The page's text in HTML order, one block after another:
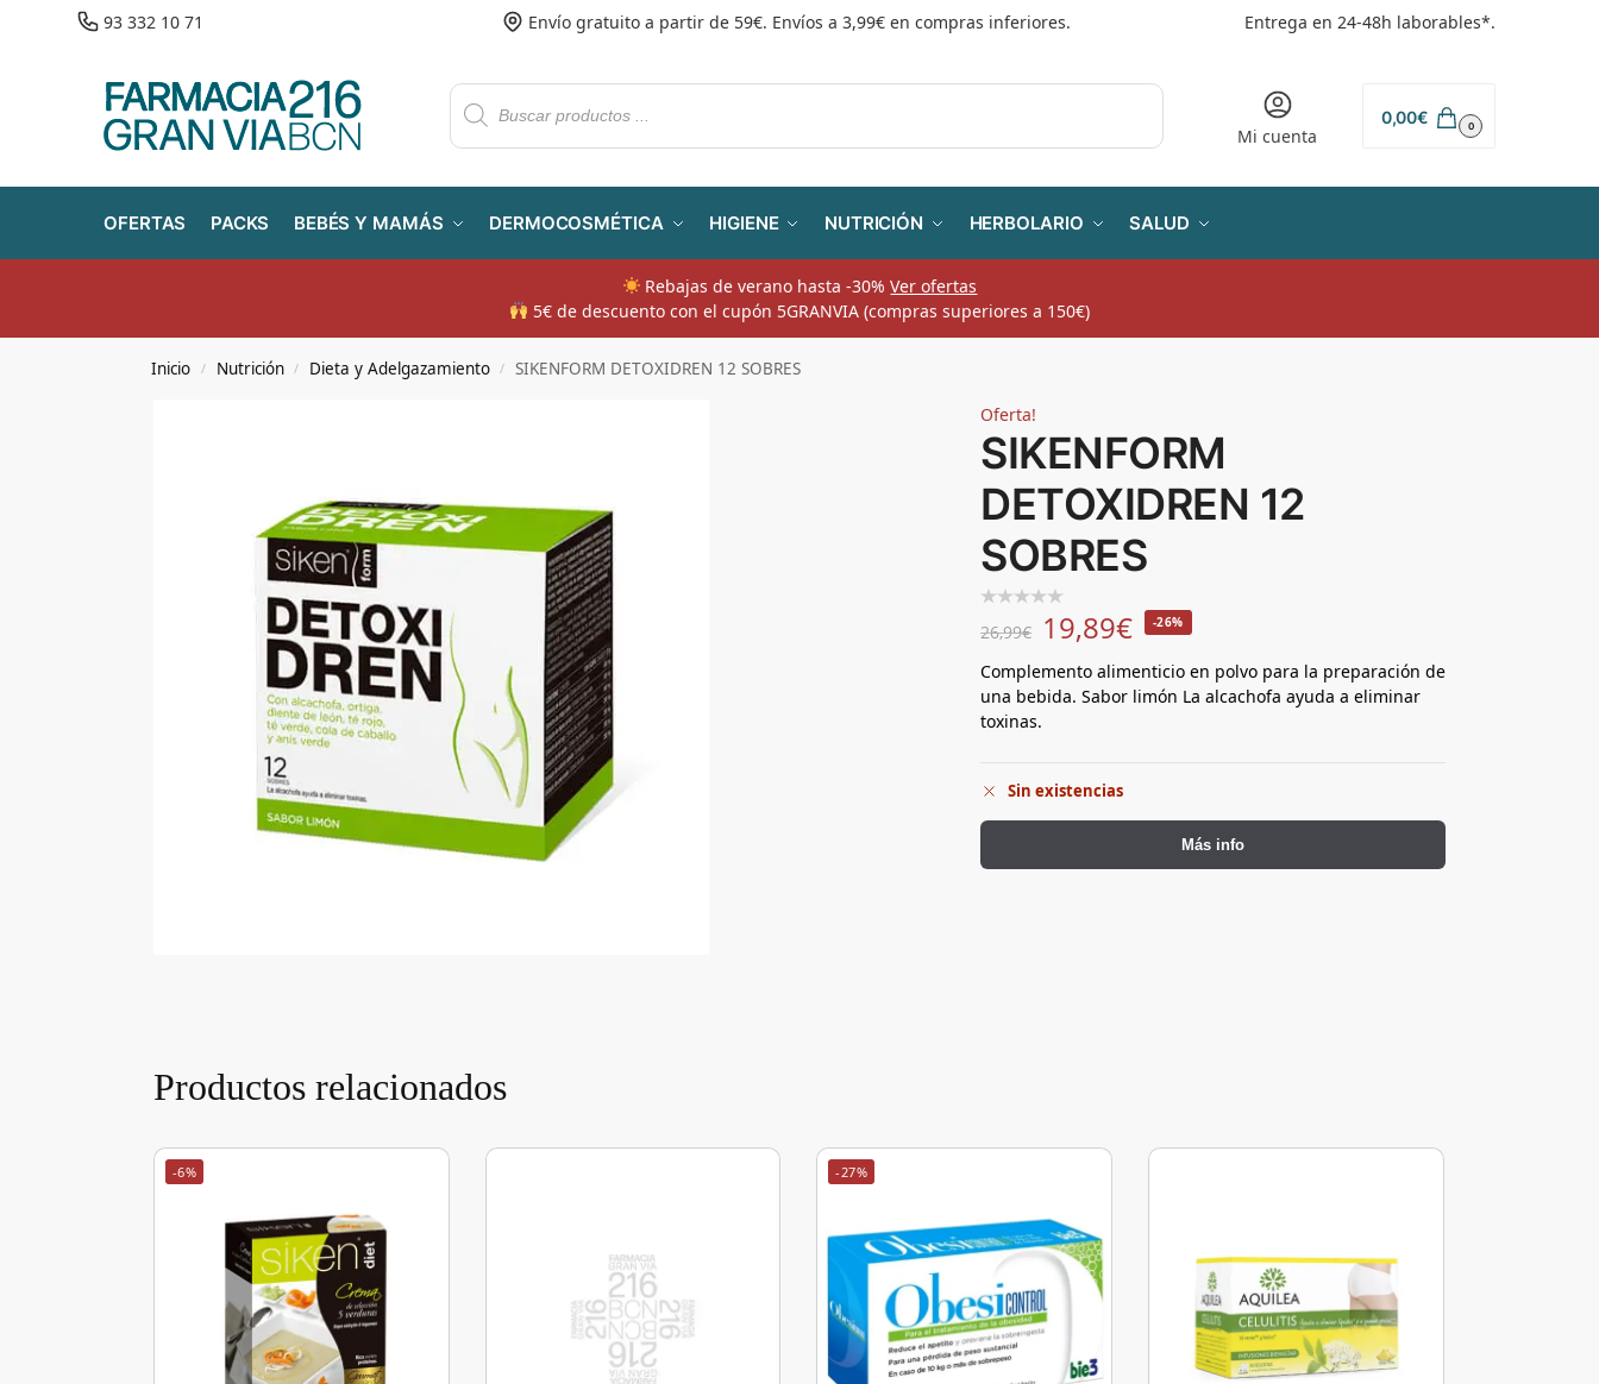
93 332 10 71 Envío gratuito a partir de 59€. Envíos a 3,99€ en compras inferiores. Entrega en 24-48h laborables*.
Mi cuenta
0,00€ 0
OFERTAS PACKS BEBÉS Y MAMÁS DERMOCOSMÉTICA HIGIENE NUTRICIÓN HERBOLARIO SALUD
Rebajas de verano hasta -30%Ver ofertas
​ 5€ de descuento con el cupón 5GRANVIA (compras superiores a 150€)
Inicio / Nutrición / Dieta y Adelgazamiento / SIKENFORM DETOXIDREN 12 SOBRES
Oferta!
SIKENFORM
DETOXIDREN 12
SOBRES
26,99€ 19,89€ -26%
Complemento alimenticio en polvo para la preparación de
una bebida. Sabor limón La alcachofa ayuda a eliminar
toxinas.
Sin existencias
Más info
Productos relacionados
-6% -27%